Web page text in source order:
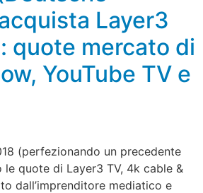
Layer3
quote mercato di
YouTube TV e
(perfezionando un precedente
quote di Layer3 TV, 4k cable &
dall’imprenditore mediatico e